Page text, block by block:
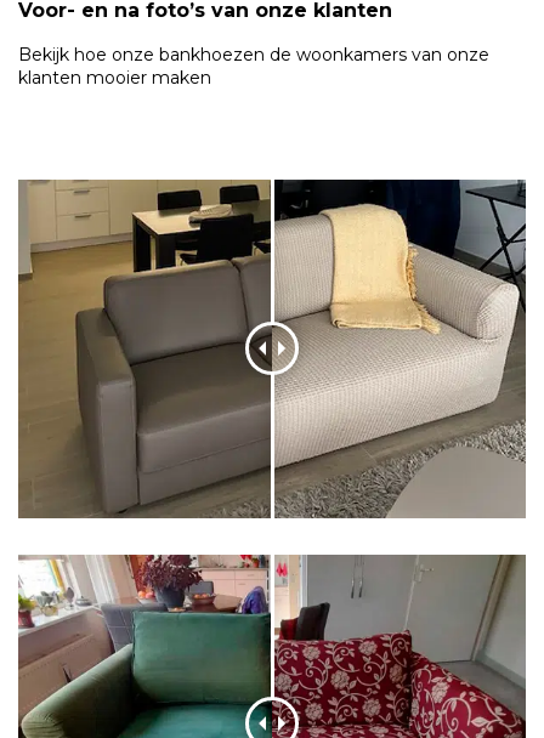
Voor- en na foto’s van onze klanten
Bekijk hoe onze bankhoezen de woonkamers van onze
klanten mooier maken